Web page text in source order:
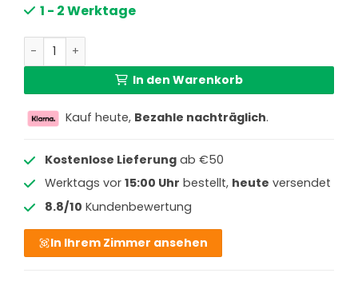
1 - 2 Werktage
Moderne Metall-Spotlampe Stahl Steinhauer Natasja
In den Warenkorb
Kauf heute, Bezahle nachträglich.
Kostenlose Lieferungab €50
Werktags vor 15:00 Uhr bestellt, heute versendet
8.8/10 Kundenbewertung
In Ihrem Zimmer ansehen